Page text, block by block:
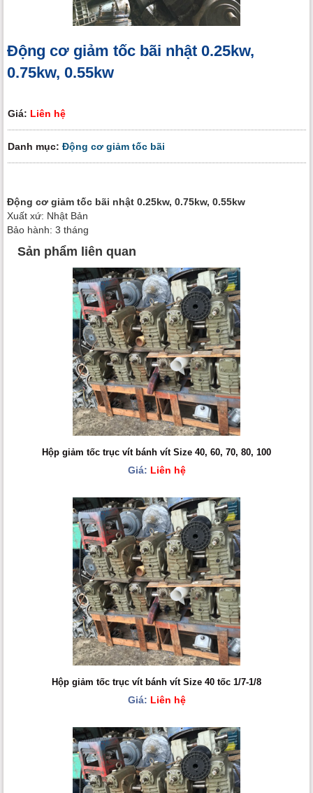
Động cơ giảm tốc bãi nhật 0.25kw,
0.75kw, 0.55kw
Giá: Liên hệ
Danh mục: Động cơ giảm tốc bãi
Động cơ giảm tốc bãi nhật 0.25kw, 0.75kw, 0.55kw
Xuất xứ: Nhật Bản
Bảo hành: 3 tháng
Sản phẩm liên quan
Hộp giảm tốc trục vít bánh vít Size 40, 60, 70, 80, 100
Giá: Liên hệ
Hộp giảm tốc trục vít bánh vít Size 40 tốc 1/7-1/8
Giá: Liên hệ